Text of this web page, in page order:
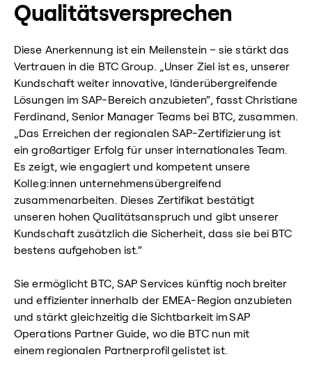
Qualitätsversprechen
Diese Anerkennung ist ein Meilenstein – sie stärkt das
Vertrauen in die BTC Group. „Unser Ziel ist es, unserer
Kundschaft weiter innovative, länderübergreifende
Lösungen im SAP-Bereich anzubieten“, fasst Christiane
Ferdinand, Senior Manager Teams bei BTC, zusammen.
„Das Erreichen der regionalen SAP-Zertifizierung ist
ein großartiger Erfolg für unser internationales Team.
Es zeigt, wie engagiert und kompetent unsere
Kolleg:innen unternehmensübergreifend
zusammenarbeiten. Dieses Zertifikat bestätigt
unseren hohen Qualitätsanspruch und gibt unserer
Kundschaft zusätzlich die Sicherheit, dass sie bei BTC
bestens aufgehoben ist.“
Sie ermöglicht BTC, SAP Services künftig noch breiter
und effizienter innerhalb der EMEA-Region anzubieten
und stärkt gleichzeitig die Sichtbarkeit im SAP
Operations Partner Guide, wo die BTC nun mit
einem regionalen Partnerprofil gelistet ist.